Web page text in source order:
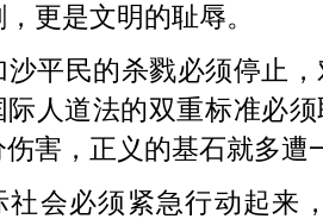
更是文明的耻辱。
沙平民的杀戮必须停止
际人道法的双重标准必
伤害，正义的基石就多遭
社会必须紧急行动起来